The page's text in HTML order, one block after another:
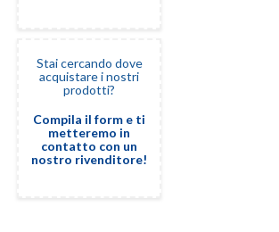
Stai cercando dove
acquistare i nostri
prodotti?
Compila il form e ti
metteremo in
contatto con un
nostro rivenditore!